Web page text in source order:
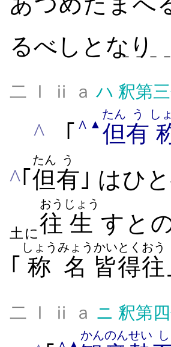
る​べしとなり
－－－
二 Ⅰ ⅱ ａ ハ 釈第
^ ｢ ∧ ▲ 但
たん
有
う し
^｢ 但
たん
有
う
｣ は​ひ
土に 往
おう
生
じょう
すと
｢ 称名
しょうみょう
皆
かい
得往
とくおう
二 Ⅰ ⅱ ａ ニ 釈第
かんのんせい し